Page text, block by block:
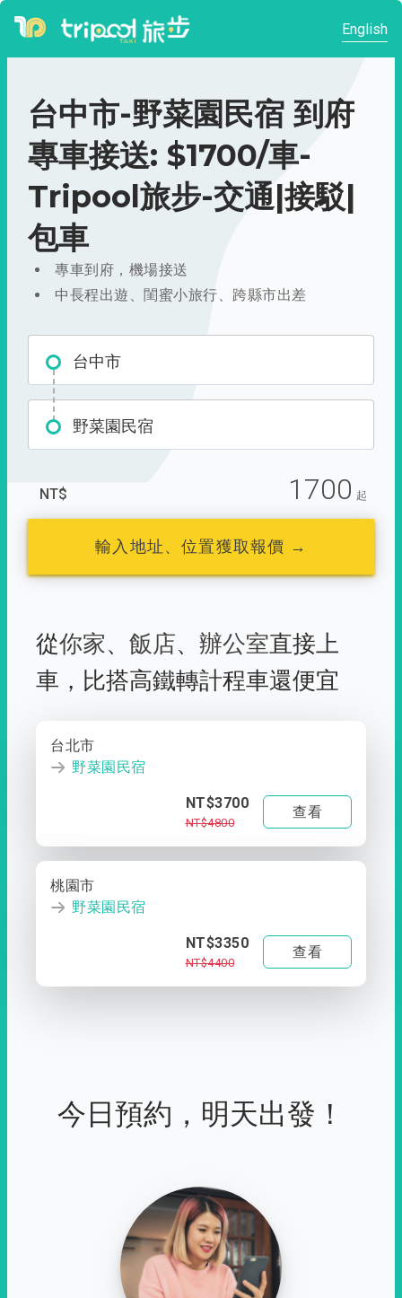
English
台中市-野菜園民宿 到府
專車接送: $1700/車-
Tripool旅步-交通|接駁|
包車
專車到府，機場接送
中長程出遊、閨蜜小旅行、跨縣市出差
台中市
野菜園民宿
NT$ 1700 起
輸入地址、位置獲取報價 →
從你家、 飯店、 辦公室直接上
車， 比搭高鐵轉計程車還便宜
台北市
野菜園民宿
NT$3700
NT$4800
查看
桃園市
野菜園民宿
NT$3350
NT$4400
查看
今日預約，明天出發！